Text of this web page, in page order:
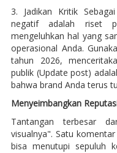
3. Jadikan Kritik
negatif adalah riset
mengeluhkan hal yang
operasional Anda.
tahun 2026,
publik (Update post)
bahwa brand Anda terus
Menyeimbangkan
Tantangan terbesar
visualnya". Satu
bisa menutupi sepuluh